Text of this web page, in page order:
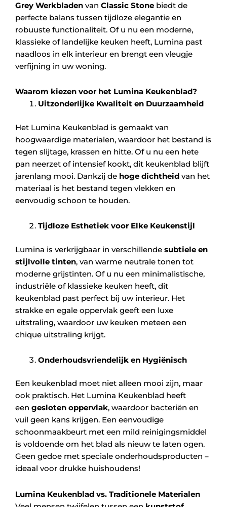
Grey Werkbladen van Classic Stone biedt de
perfecte balans tussen tijdloze elegantie en
robuuste functionaliteit. Of u nu een moderne,
klassieke of landelijke keuken heeft, Lumina past
naadloos in elk interieur en brengt een vleugje
verfijning in uw woning.
Waarom kiezen voor het Lumina Keukenblad?
Uitzonderlijke Kwaliteit en Duurzaamheid
Het Lumina Keukenblad is gemaakt van
hoogwaardige materialen, waardoor het bestand is
tegen slijtage, krassen en hitte. Of u nu een hete
pan neerzet of intensief kookt, dit keukenblad blijft
jarenlang mooi. Dankzij de hoge dichtheid van het
materiaal is het bestand tegen vlekken en
eenvoudig schoon te houden.
Tijdloze Esthetiek voor Elke Keukenstijl
Lumina is verkrijgbaar in verschillende subtiele en
stijlvolle tinten, van warme neutrale tonen tot
moderne grijstinten. Of u nu een minimalistische,
industriële of klassieke keuken heeft, dit
keukenblad past perfect bij uw interieur. Het
strakke en egale oppervlak geeft een luxe
uitstraling, waardoor uw keuken meteen een
chique uitstraling krijgt.
Onderhoudsvriendelijk en Hygiënisch
Een keukenblad moet niet alleen mooi zijn, maar
ook praktisch. Het Lumina Keukenblad heeft
een gesloten oppervlak, waardoor bacteriën en
vuil geen kans krijgen. Een eenvoudige
schoonmaakbeurt met een mild reinigingsmiddel
is voldoende om het blad als nieuw te laten ogen.
Geen gedoe met speciale onderhoudsproducten –
ideaal voor drukke huishoudens!
Lumina Keukenblad vs. Traditionele Materialen